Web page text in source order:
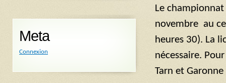
Le
novembre au
heures 30). La
nécessaire.
Tarn et Garonne
Meta
Connexion